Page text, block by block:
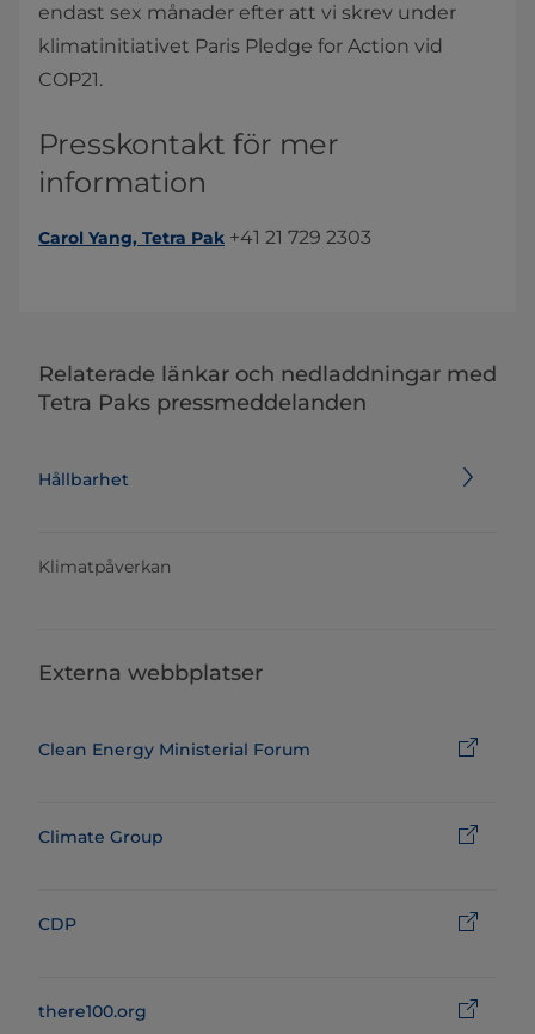
endast sex månader efter att vi skrev under
klimatinitiativet Paris Pledge for Action vid
COP21.
Presskontakt för mer
information
Carol Yang, Tetra Pak +41 21 729 2303​
Relaterade länkar och nedladdningar med
Tetra Paks pressmeddelanden
Hållbarhet
Klimatpåverkan
Externa webbplatser
Clean Energy Ministerial Forum
Climate Group
CDP
there100.org